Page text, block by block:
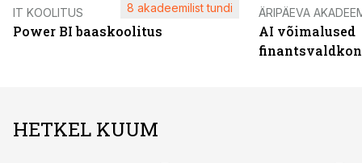
IT KOOLITUS
Power BI baaskoolitus
8 akadeemilist tundi ÄRIPÄEVA
AI võimalused
HETKEL KUUM